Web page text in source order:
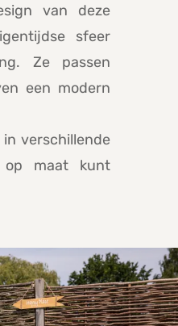
van deze
sfeer
Ze passen
een modern
verschillende
op maat kunt